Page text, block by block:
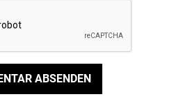
ABSENDEN